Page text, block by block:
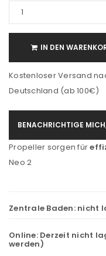
IN DEN
Kostenloser Versand
Deutschland (ab 100€)
BENACHRICHTIGE
Propeller sorgen für
Neo 2
Zentrale Baden: nicht
Online: Derzeit nicht
werden)